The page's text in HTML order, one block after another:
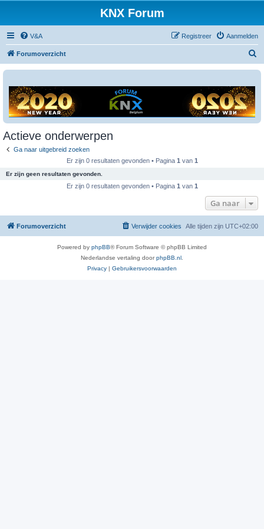
KNX Forum
V&A Aanmelden
Registreer
Forumoverzicht
Actieve onderwerpen
Ga naar uitgebreid zoeken
Er zijn 0 resultaten gevonden • Pagina 1 van 1
Er zijn geen resultaten gevonden.
Er zijn 0 resultaten gevonden • Pagina 1 van 1
Ga naar
Forumoverzicht Alle tijden zijn UTC+02:00
Verwijder cookies
Powered by phpBB® Forum Software © phpBB Limited
Nederlandse vertaling doorphpBB.nl
Privacy | Gebruikersvoorwaarden